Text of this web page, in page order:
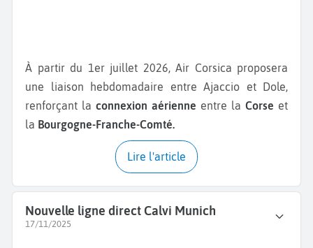
À partir du 1er juillet 2026, Air Corsica proposera
une liaison hebdomadaire entre Ajaccio et Dole,
renforçant la connexion aérienne entre la Corse et
la Bourgogne-Franche-Comté.
Lire l'article
Nouvelle ligne direct Calvi Munich
17/11/2025